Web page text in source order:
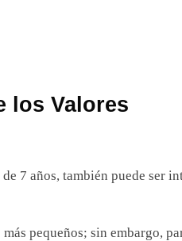
los Valores
7 años, también puede ser
pequeños; sin embargo,